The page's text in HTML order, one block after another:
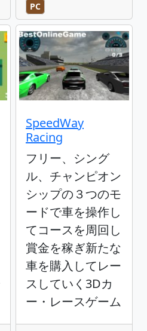
PC
SpeedWay
Racing
フリー、シング
ル、チャンピオン
シップの３つのモ
ードで車を操作し
てコースを周回し
賞金を稼ぎ新たな
車を購入してレー
スしていく3Dカ
ー・レースゲーム